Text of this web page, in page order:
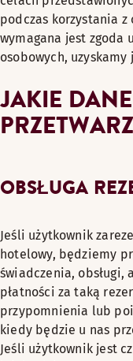
podczas korzystania z
wymagana jest zgoda
osobowych,
JAKIE
OBSŁUGA
Jeśli użytkownik
hotelowy, będziemy
świadczenia,
płatności za taką
przypomnienia lub
kiedy będzie u nas
Jeśli użytkownik jest